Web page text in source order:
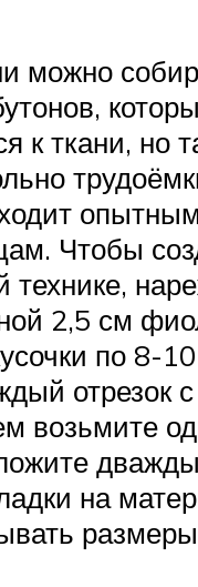
можно
к ткани, но
опытным
Чтобы
технике,
2,5 см
по 8-
отрезок
возьмите
дважды
на
размеры